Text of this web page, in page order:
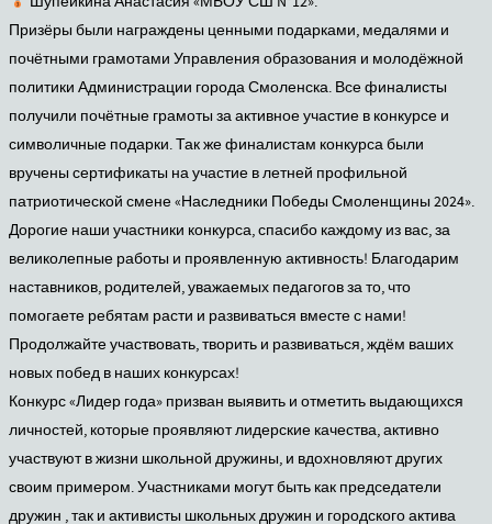
Призёры были награждены ценными подарками, медалями и
почётными грамотами Управления образования и молодёжной
политики Администрации города Смоленска. Все финалисты
получили почётные грамоты за активное участие в конкурсе и
символичные подарки. Так же финалистам конкурса были
вручены сертификаты на участие в летней профильной
патриотической смене «Наследники Победы Смоленщины 2024».
Дорогие наши участники конкурса, спасибо каждому из вас, за
великолепные работы и проявленную активность! Благодарим
наставников, родителей, уважаемых педагогов за то, что
помогаете ребятам расти и развиваться вместе с нами!
Продолжайте участвовать, творить и развиваться, ждём ваших
новых побед в наших конкурсах!
Конкурс «Лидер года» призван выявить и отметить выдающихся
личностей, которые проявляют лидерские качества, активно
участвуют в жизни школьной дружины, и вдохновляют других
своим примером. Участниками могут быть как председатели
дружин , так и активисты школьных дружин и городского актива